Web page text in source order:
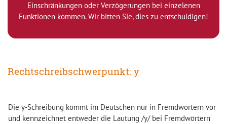
Einschränkungen oder Verzögerungen bei einzelenen
Funktionen kommen. Wir bitten Sie, dies zu entschuldigen!
Rechtschreibschwerpunkt: y
Die y-Schreibung kommt im Deutschen nur in Fremdwörtern vor
und kennzeichnet entweder die Lautung /y/ bei Fremdwörtern